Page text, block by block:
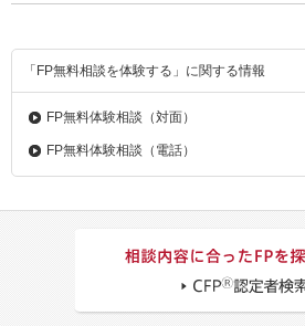
「FP無料相談を体験する」に関する情報
FP無料体験相談（対面）
FP無料体験相談（電話）